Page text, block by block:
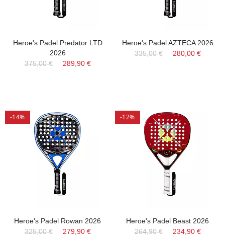
Heroe's Padel Predator LTD
2026
375,00 €
289,90 €
Heroe's Padel AZTECA 2026
335,00 €
280,00 €
-14%
Heroe's Padel Rowan 2026
325,00 €
279,90 €
-12%
Heroe's Padel Beast 2026
264,90 €
234,90 €